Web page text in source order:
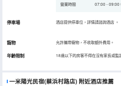
營業時間 07:00 - 09:00
停車場 酒店提供停車位，詳情請諮詢酒店 。
寵物 允許攜帶寵物，不收取額外費用。
年齡限制 18歲以下的房客不得在沒有家長或監
一米陽光民宿(蔡浜村路店) 附近酒店推薦